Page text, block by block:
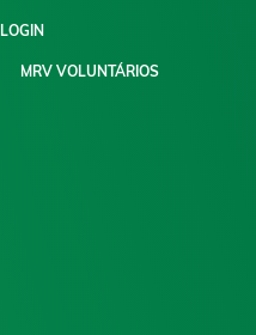
LOGIN
MRV VOLUNTÁRIOS